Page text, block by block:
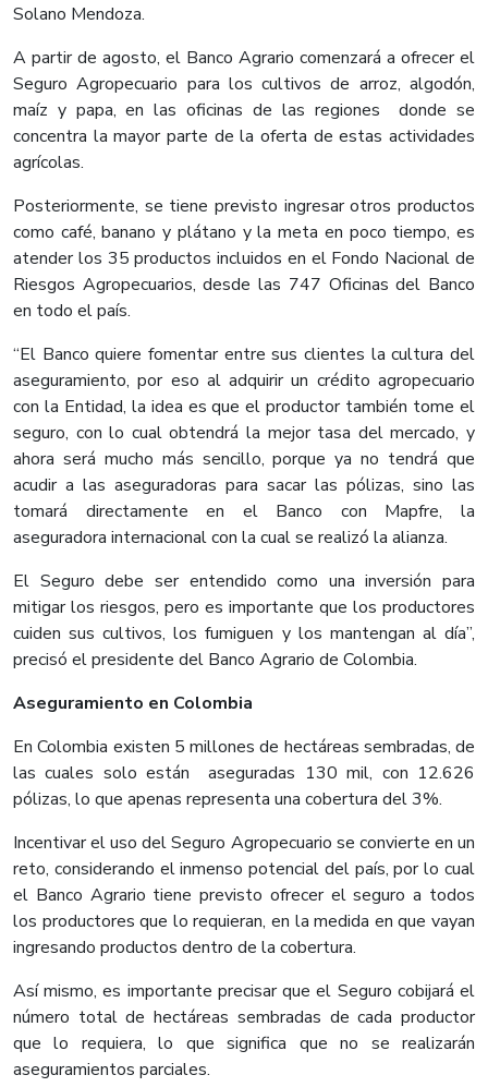
Solano Mendoza.
A partir de agosto, el Banco Agrario comenzará a ofrecer el
Seguro Agropecuario para los cultivos de arroz, algodón,
maíz y papa, en las oficinas de las regiones donde se
concentra la mayor parte de la oferta de estas actividades
agrícolas.
Posteriormente, se tiene previsto ingresar otros productos
como café, banano y plátano y la meta en poco tiempo, es
atender los 35 productos incluidos en el Fondo Nacional de
Riesgos Agropecuarios, desde las 747 Oficinas del Banco
en todo el país.
“El Banco quiere fomentar entre sus clientes la cultura del
aseguramiento, por eso al adquirir un crédito agropecuario
con la Entidad, la idea es que el productor también tome el
seguro, con lo cual obtendrá la mejor tasa del mercado, y
ahora será mucho más sencillo, porque ya no tendrá que
acudir a las aseguradoras para sacar las pólizas, sino las
tomará directamente en el Banco con Mapfre, la
aseguradora internacional con la cual se realizó la alianza.
El Seguro debe ser entendido como una inversión para
mitigar los riesgos, pero es importante que los productores
cuiden sus cultivos, los fumiguen y los mantengan al día”,
precisó el presidente del Banco Agrario de Colombia.
Aseguramiento en Colombia
En Colombia existen 5 millones de hectáreas sembradas, de
las cuales solo están aseguradas 130 mil, con 12.626
pólizas, lo que apenas representa una cobertura del 3%.
Incentivar el uso del Seguro Agropecuario se convierte en un
reto, considerando el inmenso potencial del país, por lo cual
el Banco Agrario tiene previsto ofrecer el seguro a todos
los productores que lo requieran, en la medida en que vayan
ingresando productos dentro de la cobertura.
Así mismo, es importante precisar que el Seguro cobijará el
número total de hectáreas sembradas de cada productor
que lo requiera, lo que significa que no se realizarán
aseguramientos parciales.